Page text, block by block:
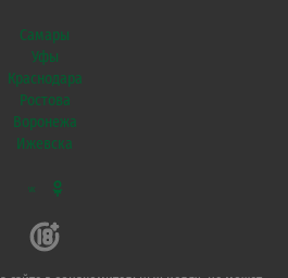
Самары
Уфы
Краснодара
Ростова
Воронежа
Ижевска
VK